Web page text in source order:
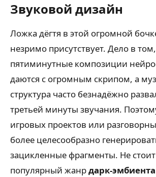
Звуковой дизайн
Ложка дёгтя в этой огромной
незримо присутствует. Дело в
пятиминутные композиции
даются с огромным скрипом, а
структура часто безнадёжно
третьей минуты звучания.
игровых проектов или
более целесообразно
зацикленные фрагменты. Не
популярный жанрдарк-эмбиента